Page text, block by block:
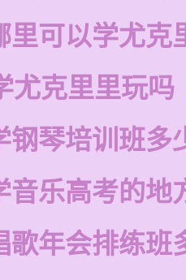
里可以学尤克
尤克里里玩吗
钢琴培训班多
音乐高考的地
歌年会排练班